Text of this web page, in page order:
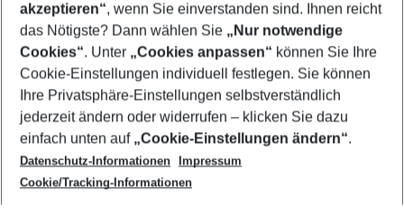
Footer
Footer navigation
Über uns
AGB
Cookie-Einstellungen ändern
Cookie-Richtlinie
Datenschutz
Service & Hilfe
Barrierefreies Reisen
Check-in
Folgen Sie uns
akzeptieren“, wenn Sie einverstanden sind. Ihnen reicht
das Nötigste? Dann wählen Sie „Nur notwendige
Cookies“. Unter „Cookies anpassen“ können Sie Ihre
Cookie-Einstellungen individuell festlegen. Sie können
Ihre Privatsphäre-Einstellungen selbstverständlich
jederzeit ändern oder widerrufen – klicken Sie dazu
einfach unten auf „Cookie-Einstellungen ändern“.
Datenschutz-Informationen
Impressum
Cookie/Tracking-Informationen